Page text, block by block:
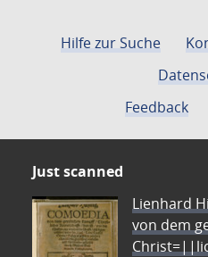
Hilfe zur Suche
Feedback
Just scanned
Lienhard
von dem